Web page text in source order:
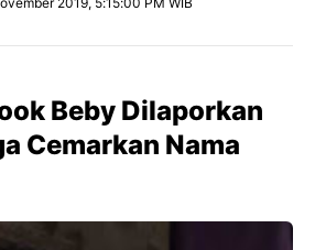
Beby Dilaporkan
Cemarkan Nama